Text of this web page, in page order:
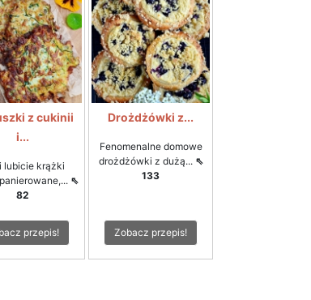
z cukinii
i...
lubicie krążki
⇖
82
przepis!
Drożdżówki z...
Fenomenalne domowe
drożdżówki z dużą... ⇖
133
Zobacz przepis!